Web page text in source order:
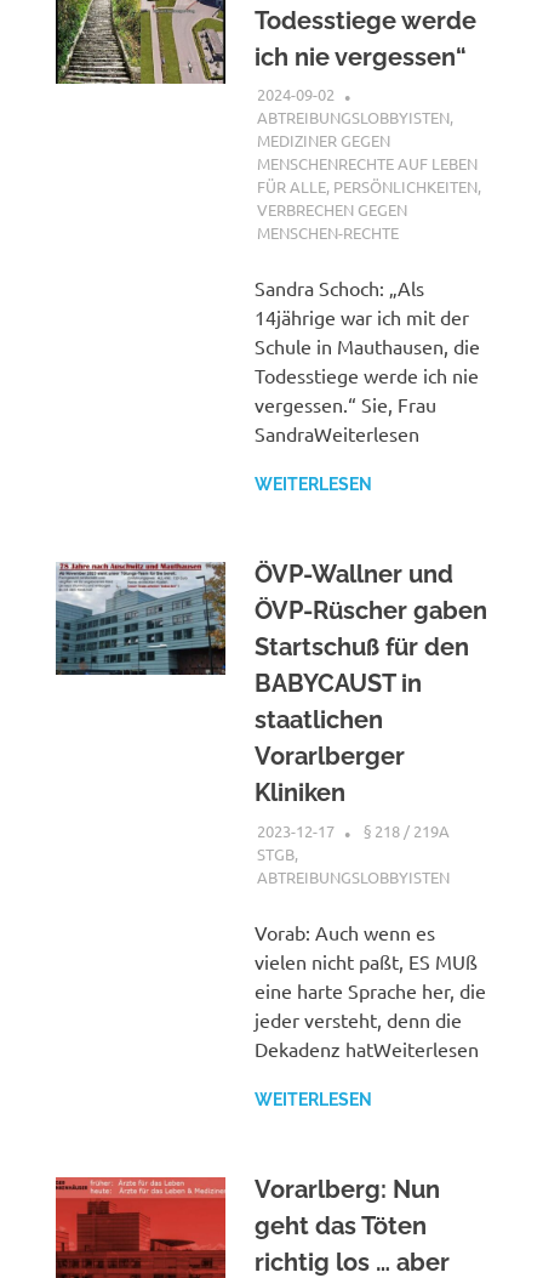
Todesstiege werde
ich nie vergessen“
2024-09-02
ABTREIBUNGSLOBBYISTEN,
MEDIZINER GEGEN
MENSCHENRECHTE AUF LEBEN
FÜR ALLE, PERSÖNLICHKEITEN,
VERBRECHEN GEGEN
MENSCHEN-RECHTE
Sandra Schoch: „Als
14jährige war ich mit der
Schule in Mauthausen, die
Todesstiege werde ich nie
vergessen.“ Sie, Frau
SandraWeiterlesen
WEITERLESEN
ÖVP-Wallner und
ÖVP-Rüscher gaben
Startschuß für den
BABYCAUST in
staatlichen
Vorarlberger
Kliniken
2023-12-17 XX
§ 218 / 219A
STGB,
ABTREIBUNGSLOBBYISTEN
Vorab: Auch wenn es
vielen nicht paßt, ES MUß
eine harte Sprache her, die
jeder versteht, denn die
Dekadenz hatWeiterlesen
WEITERLESEN
Vorarlberg: Nun
geht das Töten
richtig los … aber